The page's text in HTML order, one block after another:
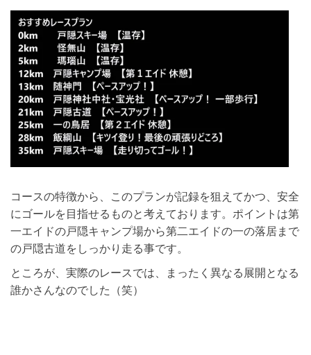
コースの特徴から、このプランが記録を狙えてかつ、安全
にゴールを目指せるものと考えております。ポイントは第
一エイドの戸隠キャンプ場から第二エイドの一の落居まで
の戸隠古道をしっかり走る事です。
ところが、実際のレースでは、まったく異なる展開となる
誰かさんなのでした（笑）